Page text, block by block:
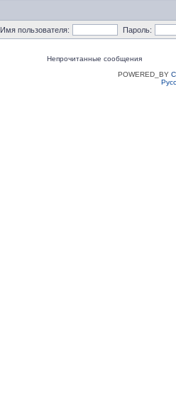
Имя пользователя: Пароль:
Непрочитанные сообщения
POWERED_BY